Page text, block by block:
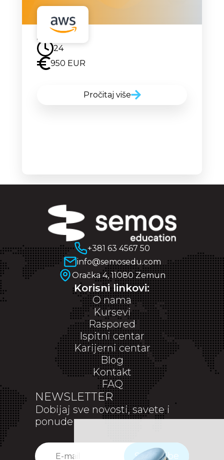
Uskoro
24
950 EUR
Pročitaj više
+381 63 4567 50
info@semosedu.com
Oračka 4, 11080 Zemun
Korisni linkovi:
O nama
Kursevi
Raspored
Ispitni centar
Karijerni centar
Blog
Kontakt
FAQ
NEWSLETTER
Dobijaj sve novosti, savete i
ponude
Subscribe